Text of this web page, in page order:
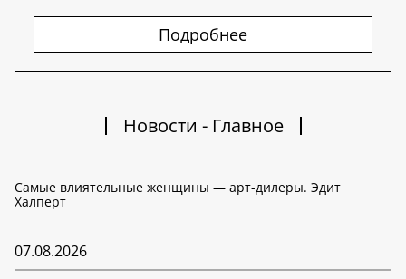
Подробнее
Новости - Главное
Самые влиятельные женщины — арт-дилеры. Эдит
Халперт
07.08.2026